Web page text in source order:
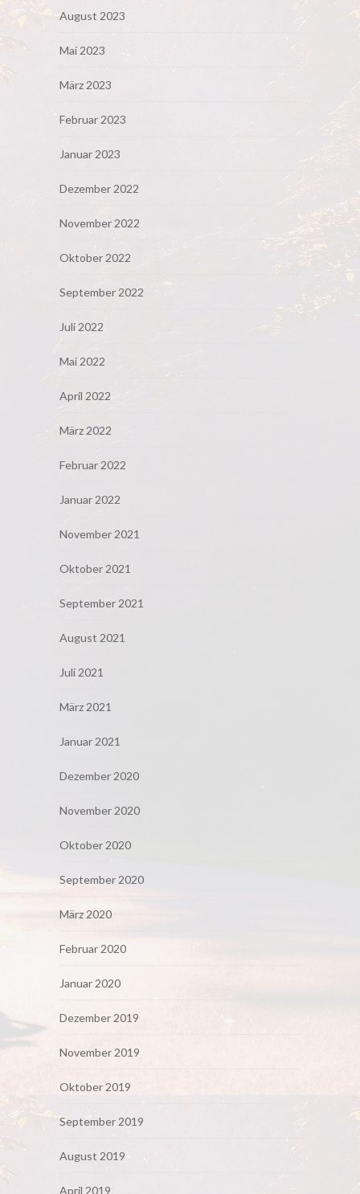
August 2023
Mai 2023
März 2023
Februar 2023
Januar 2023
Dezember 2022
November 2022
Oktober 2022
September 2022
Juli 2022
Mai 2022
April 2022
März 2022
Februar 2022
Januar 2022
November 2021
Oktober 2021
September 2021
August 2021
Juli 2021
März 2021
Januar 2021
Dezember 2020
November 2020
Oktober 2020
September 2020
März 2020
Februar 2020
Januar 2020
Dezember 2019
November 2019
Oktober 2019
September 2019
August 2019
April 2019